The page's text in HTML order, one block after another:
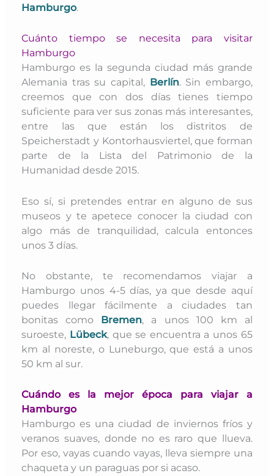
Hamburgo.
Cuánto tiempo se necesita para visitar
Hamburgo
Hamburgo es la segunda ciudad más grande
Alemania tras su capital, Berlín. Sin embargo,
creemos que con dos días tienes tiempo
suficiente para ver sus zonas más interesantes,
entre las que están los distritos de
Speicherstadt y Kontorhausviertel, que forman
parte de la Lista del Patrimonio de la
Humanidad desde 2015.
Eso sí, si pretendes entrar en alguno de sus
museos y te apetece conocer la ciudad con
algo más de tranquilidad, calcula entonces
unos 3 días.
No obstante, te recomendamos viajar a
Hamburgo unos 4-5 días, ya que desde aquí
puedes llegar fácilmente a ciudades tan
bonitas como Bremen, a unos 100 km al
suroeste, Lübeck, que se encuentra a unos 65
km al noreste, o Luneburgo, que está a unos
50 km al sur.
Cuándo es la mejor época para viajar a
Hamburgo
Hamburgo es una ciudad de inviernos fríos y
veranos suaves, donde no es raro que llueva.
Por eso, vayas cuando vayas, lleva siempre una
chaqueta y un paraguas por si acaso.